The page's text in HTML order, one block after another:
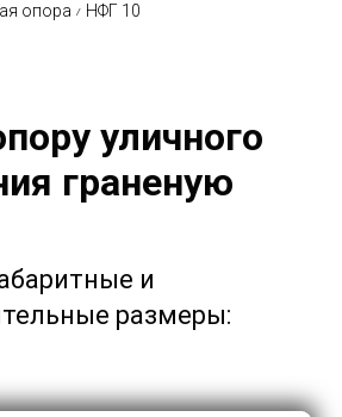
опора
НФГ 10
уличного
граненую
и
размеры: